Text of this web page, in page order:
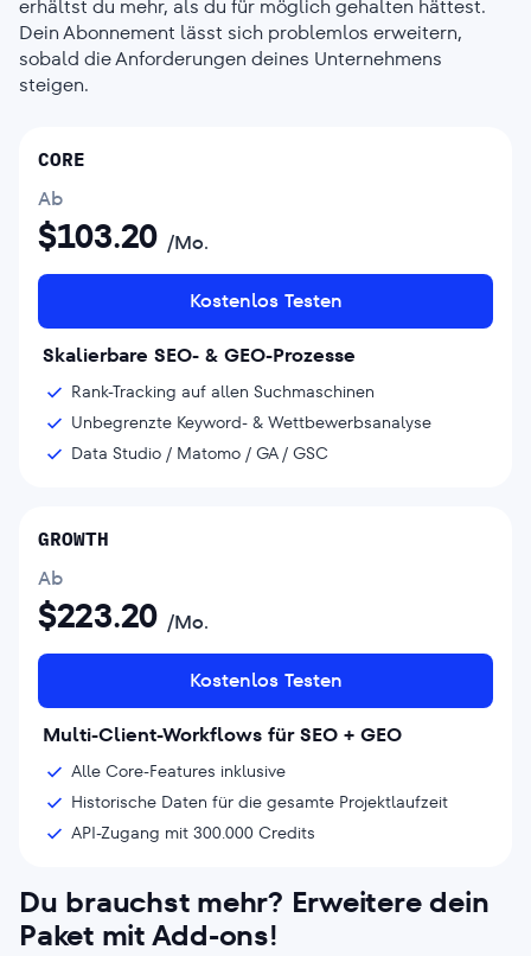
erhältst du mehr, als du für möglich gehalten hättest.
Dein Abonnement lässt sich problemlos erweitern,
sobald die Anforderungen deines Unternehmens
steigen.
CORE
Ab
$103.20 /Mo.
Kostenlos Testen
Skalierbare SEO- & GEO-Prozesse
Rank-Tracking auf allen Suchmaschinen
Unbegrenzte Keyword- & Wettbewerbsanalyse
Data Studio / Matomo / GA / GSC
GROWTH
Ab
$223.20 /Mo.
Kostenlos Testen
Multi-Client-Workflows für SEO + GEO
Alle Core-Features inklusive
Historische Daten für die gesamte Projektlaufzeit
API-Zugang mit 300.000 Credits
Du brauchst mehr? Erweitere dein
Paket mit Add-ons!